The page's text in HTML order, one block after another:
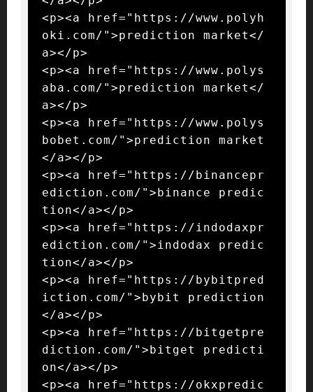
<p><a href="https://www.polyh
oki.com/">prediction market</
a></p>
<p><a href="https://www.polys
aba.com/">prediction market</
a></p>
<p><a href="https://www.polys
bobet.com/">prediction market
</a></p>
<p><a href="https://binancepr
ediction.com/">binance predic
tion</a></p>
<p><a href="https://indodaxpr
ediction.com/">indodax predic
tion</a></p>
<p><a href="https://bybitpred
iction.com/">bybit prediction
</a></p>
<p><a href="https://bitgetpre
diction.com/">bitget predicti
on</a></p>
<p><a href="https://okxpredic